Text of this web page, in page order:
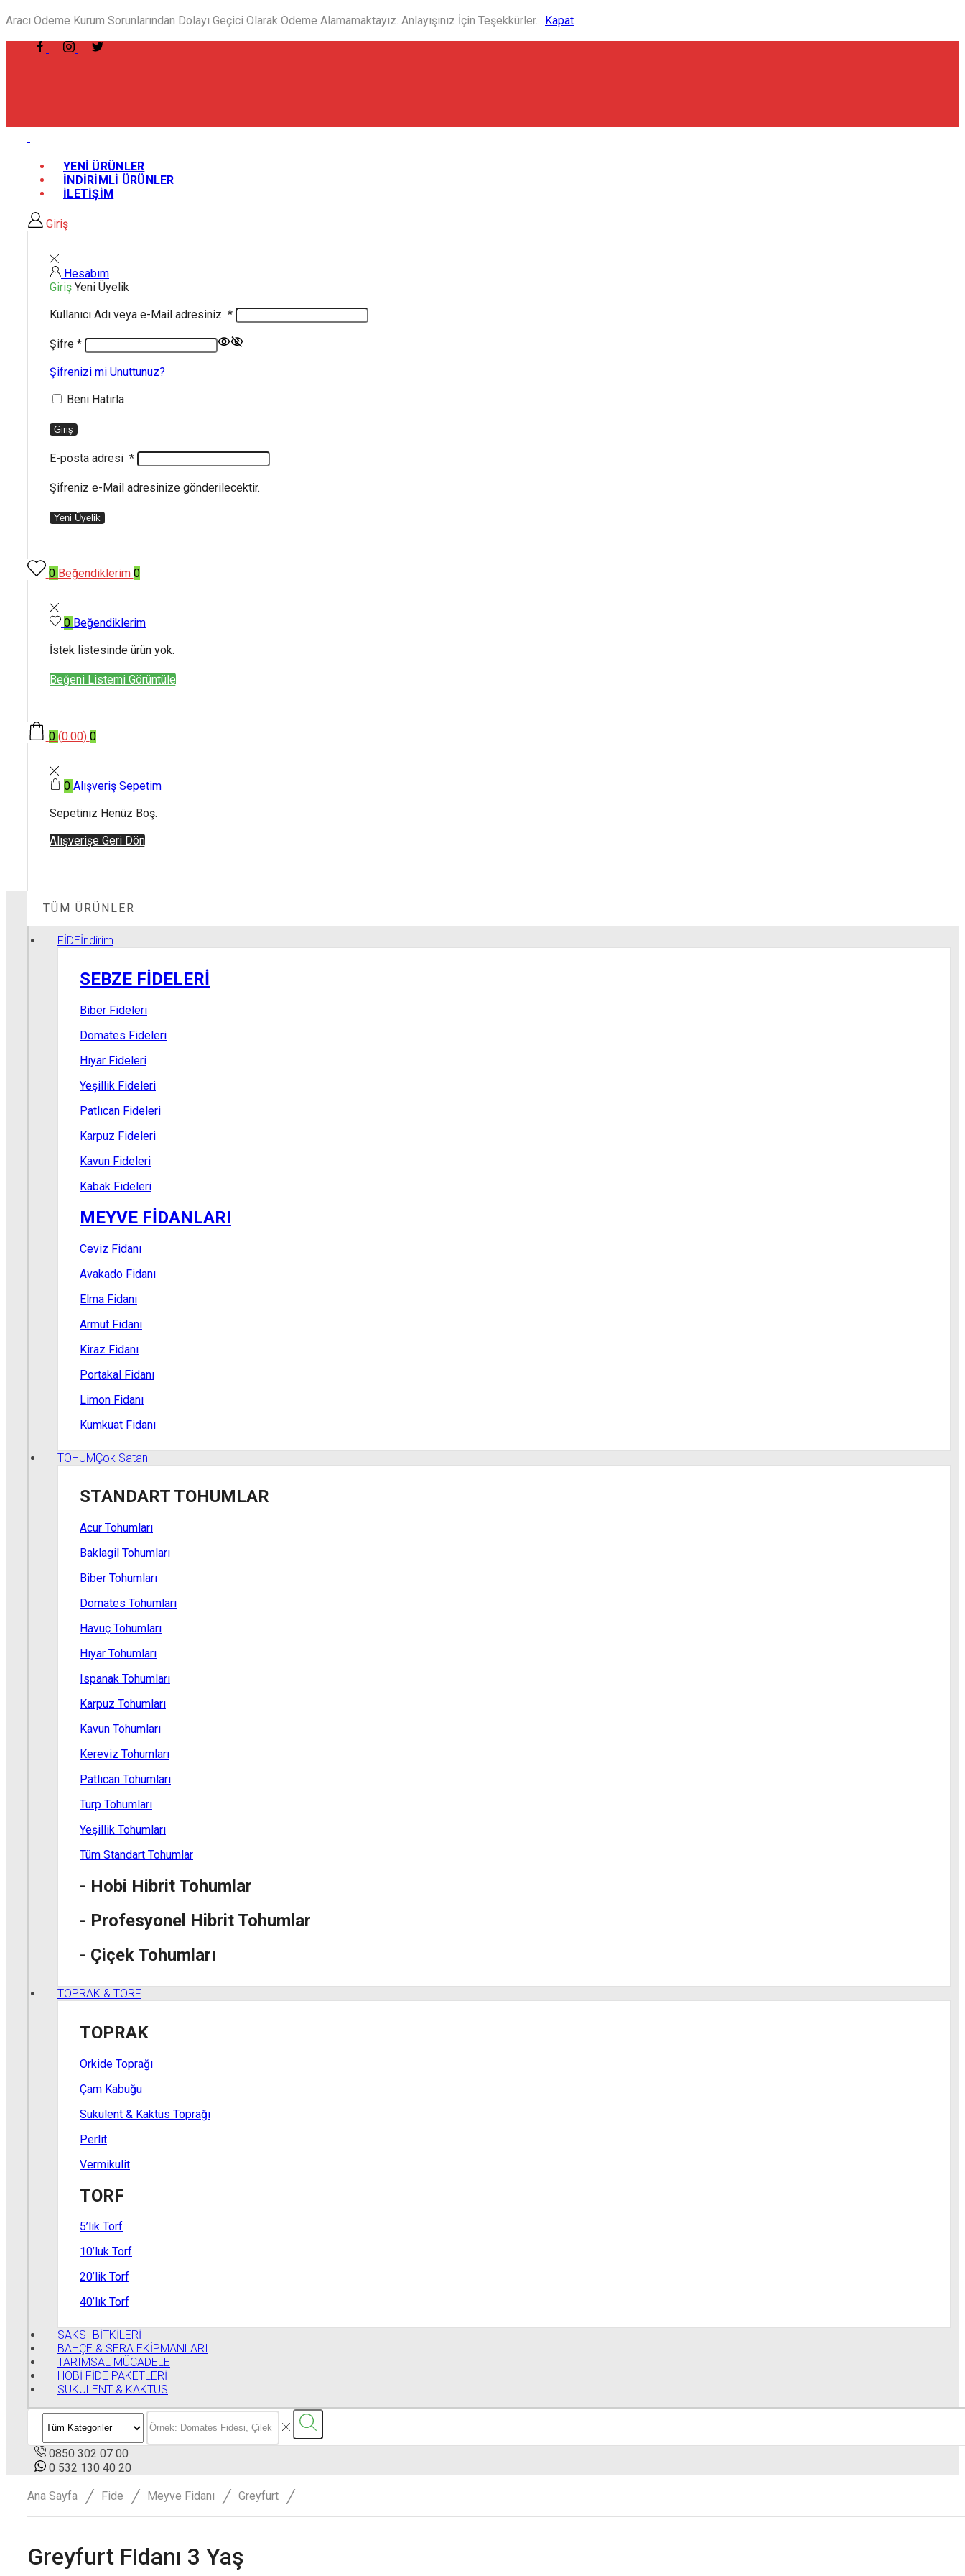
Aracı Ödeme Kurum Sorunlarından Dolayı Geçici Olarak Ödeme Alamamaktayız. Anlayışınız İçin Teşekkürler... Kapat
YENİ ÜRÜNLER
İNDİRİMLİ ÜRÜNLER
İLETİŞİM
Giriş
Hesabım
Giriş Yeni Üyelik
Kullanıcı Adı veya e-Mail adresiniz *
Şifre *
Şifrenizi mi Unuttunuz?
Beni Hatırla
Giriş
E-posta adresi *
Şifreniz e-Mail adresinize gönderilecektir.
Yeni Üyelik
0 Beğendiklerim 0
0 Beğendiklerim
İstek listesinde ürün yok.
Beğeni Listemi Görüntüle
0 (0.00) 0
0 Alışveriş Sepetim
Sepetiniz Henüz Boş.
Alışverişe Geri Dön
TÜM ÜRÜNLER
FİDEİndirim
SEBZE FİDELERİ
Biber Fideleri
Domates Fideleri
Hıyar Fideleri
Yeşillik Fideleri
Patlıcan Fideleri
Karpuz Fideleri
Kavun Fideleri
Kabak Fideleri
MEYVE FİDANLARI
Ceviz Fidanı
Avakado Fidanı
Elma Fidanı
Armut Fidanı
Kiraz Fidanı
Portakal Fidanı
Limon Fidanı
Kumkuat Fidanı
TOHUMÇok Satan
STANDART TOHUMLAR
Acur Tohumları
Baklagil Tohumları
Biber Tohumları
Domates Tohumları
Havuç Tohumları
Hıyar Tohumları
Ispanak Tohumları
Karpuz Tohumları
Kavun Tohumları
Kereviz Tohumları
Patlıcan Tohumları
Turp Tohumları
Yeşillik Tohumları
Tüm Standart Tohumlar
- Hobi Hibrit Tohumlar
- Profesyonel Hibrit Tohumlar
- Çiçek Tohumları
TOPRAK & TORF
TOPRAK
Orkide Toprağı
Çam Kabuğu
Sukulent & Kaktüs Toprağı
Perlit
Vermikulit
TORF
5’lik Torf
10’luk Torf
20’lik Torf
40’lık Torf
SAKSI BİTKİLERİ
BAHÇE & SERA EKİPMANLARI
TARIMSAL MÜCADELE
HOBİ FİDE PAKETLERİ
SUKULENT & KAKTÜS
0850 302 07 00
0 532 130 40 20
Ana Sayfa / Fide / Meyve Fidanı / Greyfurt /
Greyfurt Fidanı 3 Yaş